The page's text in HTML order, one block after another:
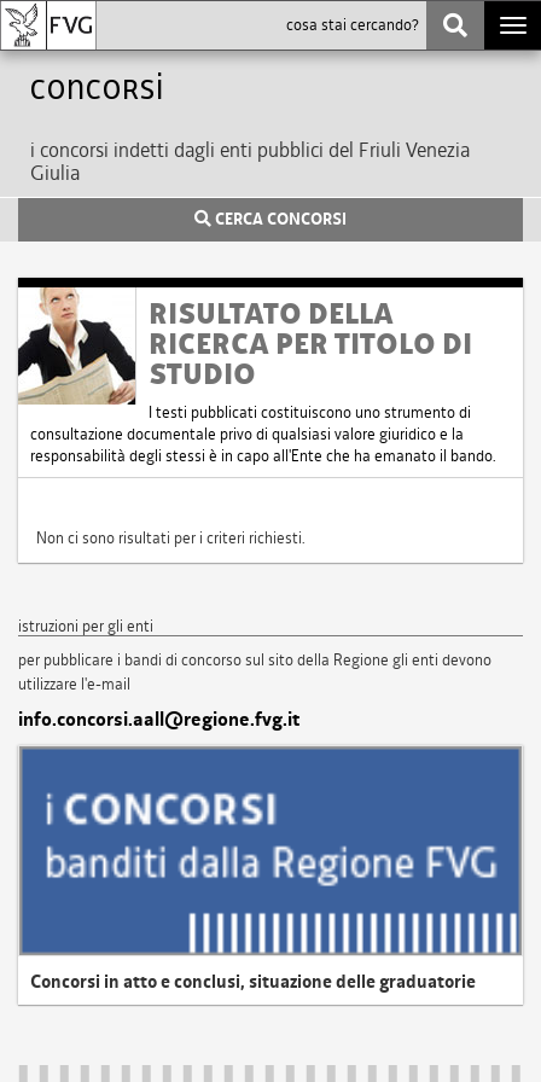
Concorsi
i concorsi indetti dagli enti pubblici del Friuli Venezia
Giulia
CERCA CONCORSI
RISULTATO DELLA
RICERCA PER TITOLO DI
STUDIO
I testi pubblicati costituiscono uno strumento di
consultazione documentale privo di qualsiasi valore giuridico e la
responsabilità degli stessi è in capo all'Ente che ha emanato il bando.
Non ci sono risultati per i criteri richiesti.
istruzioni per gli enti
per pubblicare i bandi di concorso sul sito della Regione gli enti devono
utilizzare l'e-mail
info.concorsi.aall@regione.fvg.it
Concorsi in atto e conclusi, situazione delle graduatorie